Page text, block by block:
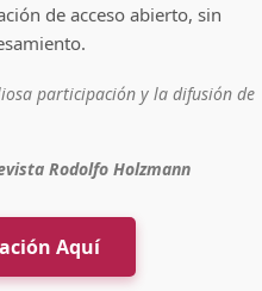
de acceso abierto, sin
participación y la difusión de
Rodolfo Holzmann
Aquí